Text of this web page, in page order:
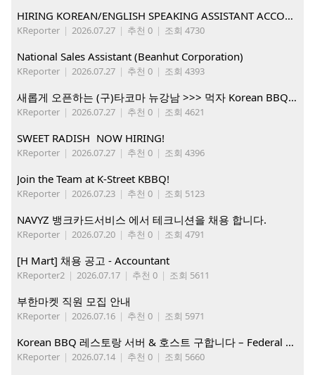
HIRING KOREAN/ENGLISH SPEAKING ASSISTANT ACCOUNT MANAGER
KReporter | 2026.07.27 | 추천 0 | 조회 4730
National Sales Assistant (Beanhut Corporation)
KReporter | 2026.07.27 | 추천 0 | 조회 4393
새롭게 오픈하는 (구)타코마 뉴강남 >>> 먹자 Korean BBQ 구인중
KReporter | 2026.07.27 | 추천 0 | 조회 4621
SWEET RADISH NOW HIRING!
KReporter | 2026.07.27 | 추천 0 | 조회 4396
Join the Team at K-Street KBBQ!
KReporter | 2026.07.23 | 추천 0 | 조회 5123
NAVYZ 뱅크카드서비스 에서 테크니션을 채용 합니다.
KReporter | 2026.07.20 | 추천 0 | 조회 4791
[H Mart] 채용 공고 - Accountant
KReporter2 | 2026.07.17 | 추천 0 | 조회 5611
부한마켓 직원 모집 안내
KReporter | 2026.07.16 | 추천 0 | 조회 5971
Korean BBQ 레스토랑 서버 & 호스트 구합니다 – Federal Way & Tacoma $45-$60/hr (server), $21-23/hr (Host)
KReporter | 2026.07.14 | 추천 0 | 조회 5660